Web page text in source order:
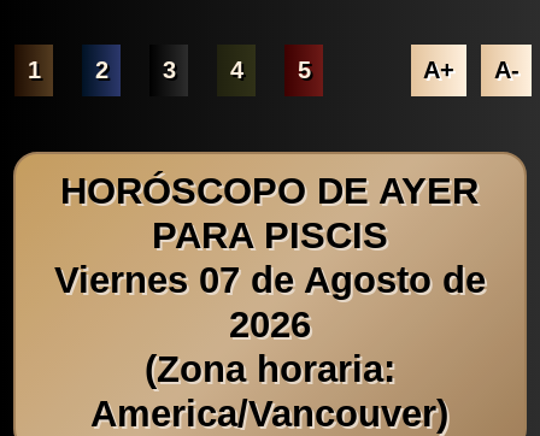
1 2 3 4 5 A+ A-
HORÓSCOPO DE AYER
PARA PISCIS
Viernes 07 de Agosto de
2026
(Zona horaria:
America/Vancouver)